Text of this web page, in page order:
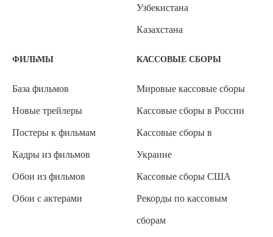
Узбекистана
Казахстана
ФИЛЬМЫ
База фильмов
Новые трейлеры
Постеры к фильмам
Кадры из фильмов
Обои из фильмов
Обои с актерами
КАССОВЫЕ СБОРЫ
Мировые кассовые сборы
Кассовые сборы в России
Кассовые сборы в
Украине
Кассовые сборы США
Рекорды по кассовым
сборам